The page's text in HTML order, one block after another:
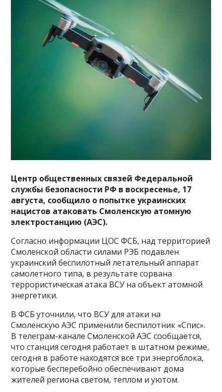
Центр общественных связей Федеральной
службы безопасности РФ в воскресенье, 17
августа, сообщило о попытке украинских
нацистов атаковать Смоленскую атомную
электростанцию (АЭС).
Согласно информации ЦОС ФСБ, над территорией
Смоленской области силами РЭБ подавлен
украинский беспилотный летательный аппарат
самолетного типа, в результате сорвана
террористическая атака ВСУ на объект атомной
энергетики.
В ФСБ уточнили, что ВСУ для атаки на
Смоленскую АЭС применили беспилотник «Спис».
В телеграм-канале Смоленской АЭС сообщается,
что станция сегодня работает в штатном режиме,
сегодня в работе находятся все три энергоблока,
которые бесперебойно обеспечивают дома
жителей региона светом, теплом и уютом.